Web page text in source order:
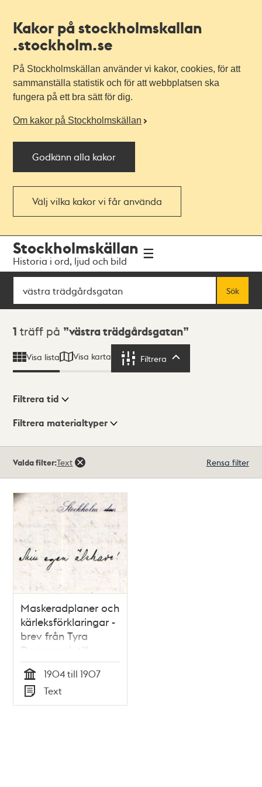
Kakor på stockholmskallan
.stockholm.se
På Stockholmskällan använder vi kakor, cookies, för att
sammanställa statistik och för att webbplatsen ska
fungera på ett bra sätt för dig.
Om kakor på Stockholmskällan
Godkänn alla kakor
Välj vilka kakor vi får använda
navigationen
huvudinnehållet
Stockholmskällan
Historia i ord, ljud och bild
Sök
Sök
Sökresultat
1 träff på västra trädgårdsgatan
Visa lista Visa karta Filtrera
Visningsläge
Filtrera tid
Filtrera materialtyper
träffar
Valda filter:Text Rensa filter
Maskeradplaner och
kärleksförklaringar -
brev från Tyra
Degermark till
Anton Nyström
Tid
1904 till 1907
Typ
Text